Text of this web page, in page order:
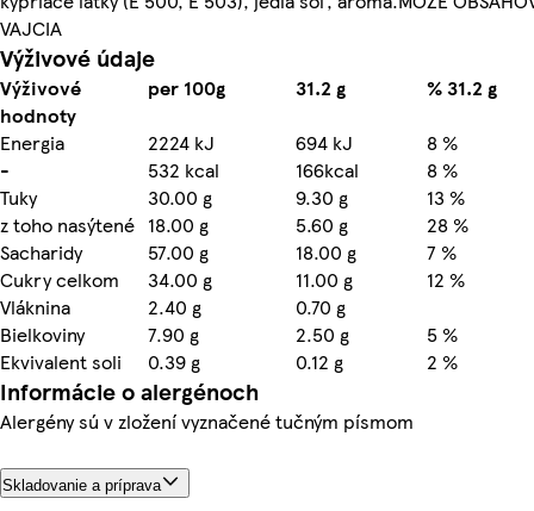
VAJCIA
Výživové údaje
Výživové
hodnoty
per 100g 31.2 g
% 31.2 g
Energia
2224 kJ 694 kJ
8 %
-
532 kcal 166kcal
8 %
Tuky
30.00 g 9.30 g
13 %
z toho nasýtené 18.00 g 5.60 g
28 %
Sacharidy
57.00 g 18.00 g
7 %
Cukry celkom
34.00 g 11.00 g
12 %
Vláknina
2.40 g
0.70 g
Bielkoviny
7.90 g 2.50 g
5 %
Ekvivalent soli
0.39 g 0.12 g 2 %
Informácie o alergénoch
Alergény sú v zložení vyznačené tučným písmom
Skladovanie a príprava